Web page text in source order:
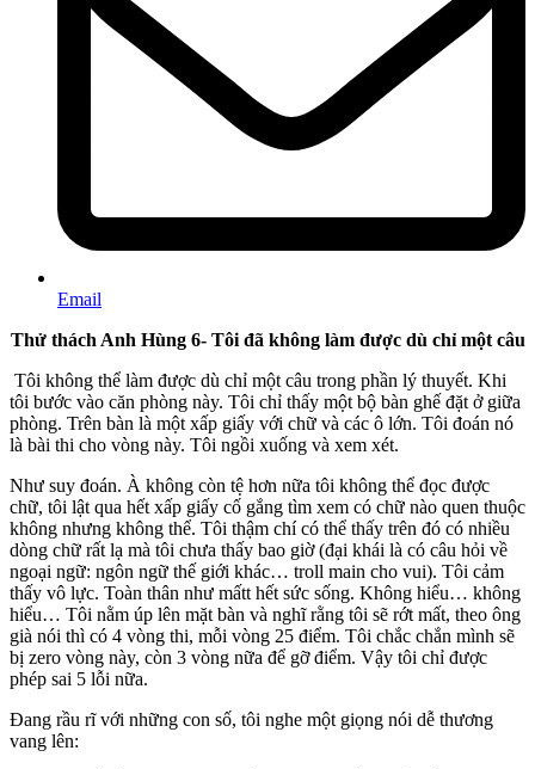
Email
Thử thách Anh Hùng 6- Tôi đã không làm được dù chỉ một câu
Tôi không thể làm được dù chỉ một câu trong phần lý thuyết. Khi
tôi bước vào căn phòng này. Tôi chỉ thấy một bộ bàn ghế đặt ở giữa
phòng. Trên bàn là một xấp giấy với chữ và các ô lớn. Tôi đoán nó
là bài thi cho vòng này. Tôi ngồi xuống và xem xét.
Như suy đoán. À không còn tệ hơn nữa tôi không thể đọc được
chữ, tôi lật qua hết xấp giấy cố gắng tìm xem có chữ nào quen thuộc
không nhưng không thể. Tôi thậm chí có thể thấy trên đó có nhiều
dòng chữ rất lạ mà tôi chưa thấy bao giờ (đại khái là có câu hỏi về
ngoại ngữ: ngôn ngữ thế giới khác… troll main cho vui). Tôi cảm
thấy vô lực. Toàn thân như mấtt hết sức sống. Không hiểu… không
hiểu… Tôi nằm úp lên mặt bàn và nghĩ rằng tôi sẽ rớt mất, theo ông
già nói thì có 4 vòng thi, mỗi vòng 25 điểm. Tôi chắc chắn mình sẽ
bị zero vòng này, còn 3 vòng nữa để gỡ điểm. Vậy tôi chỉ được
phép sai 5 lỗi nữa.
Đang rầu rĩ với những con số, tôi nghe một giọng nói dễ thương
vang lên: